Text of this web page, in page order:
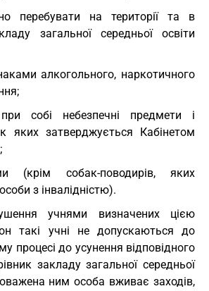
перебувати на території та в
загальної середньої освіти
алкогольного, наркотичного
собі небезпечні предмети і
яких затверджується Кабінетом
(крім собак-поводирів, яких
з інвалідністю).
учнями визначених цією
такі учні не допускаються до
процесі до усунення відповідного
закладу загальної середньої
ним особа вживає заходів,